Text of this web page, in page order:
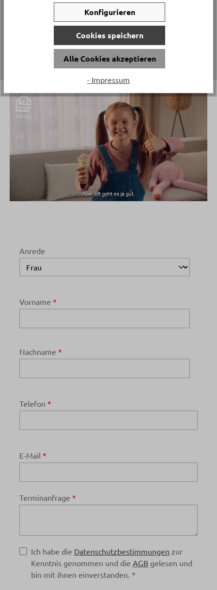
Qualität und Nachhaltigkeit
Mit der richtigen Pflege bleiben Möbel länger
Anrede
Vorname *
Nachname *
Telefon *
E-Mail *
Terminanfrage *
Ich habe die Datenschutzbestimmungen zur
Kenntnis genommen und die AGB gelesen und
bin mit ihnen einverstanden. *
Konfigurieren
Cookies speichern
Alle Cookies akzeptieren
- Impressum